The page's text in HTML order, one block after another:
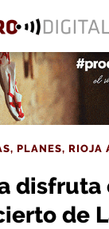
, PLANES, RIOJA
disfruta
de